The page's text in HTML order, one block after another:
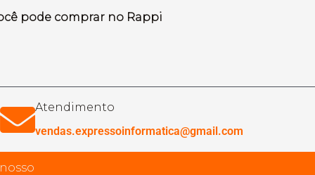
pode comprar no Rappi
Atendimento
vendas.expressoinformatica@gmail.com